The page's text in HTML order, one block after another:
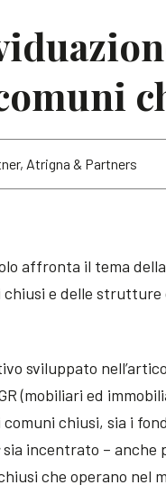
Atrigna & Partners
affronta il tema
e delle strutture
sviluppato
(mobiliari ed
chiusi, sia i
sia incentrato – anche
che operano nel